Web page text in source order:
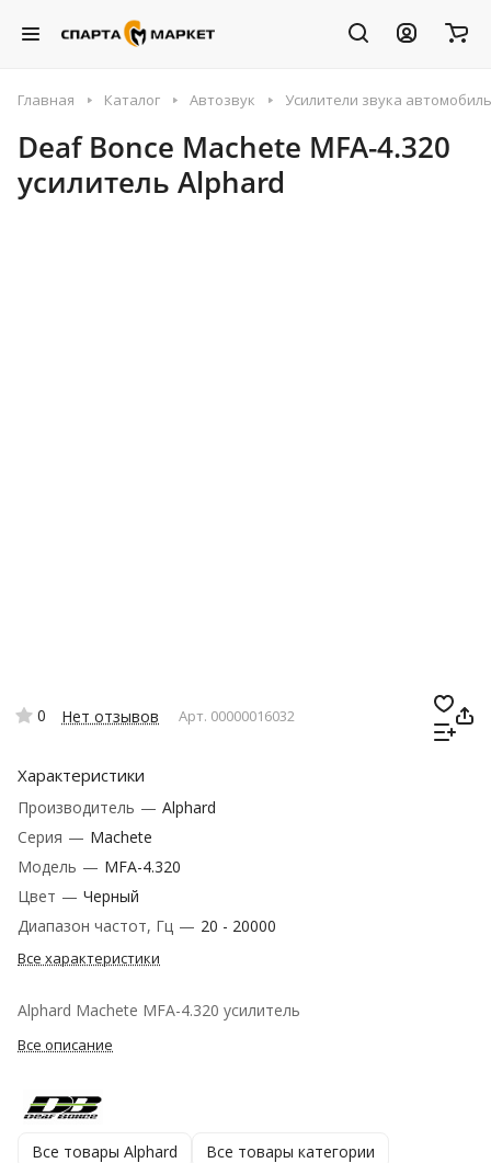
Главная Каталог Автозвук Усилители звука
Deaf Bonce Machete MFA-4.320
усилитель Alphard
0 Нет отзывов Арт. 00000016032
Характеристики
Производитель — Alphard
Серия — Machete
Модель — MFA-4.320
Цвет — Черный
Диапазон частот, Гц — 20 - 20000
Все характеристики
Alphard Machete MFA-4.320 усилитель
Все описание
Все товары Alphard Все товары категории